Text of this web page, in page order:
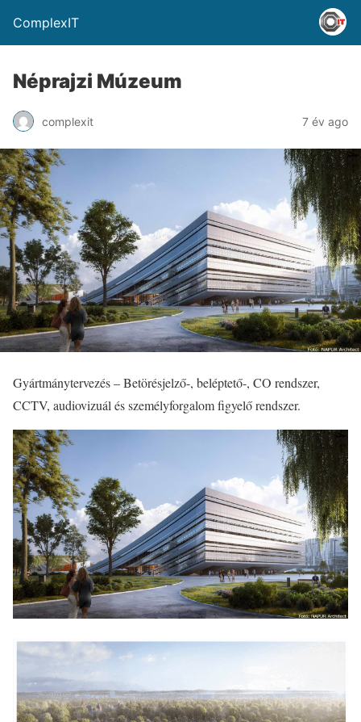
ComplexIT
Néprajzi Múzeum
complexit 7 év ago
Gyártmánytervezés – Betörésjelző-, beléptető-, CO rendszer,
CCTV, audiovizuál és személyforgalom figyelő rendszer.